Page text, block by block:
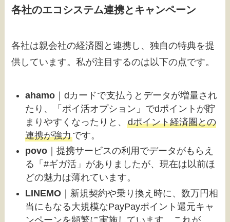
各社のエコシステム連携とキャンペーン
各社は親会社の経済圏と連携し、独自の特典を提
供しています。私が注目するのは以下の点です。
ahamo ｜dカードで支払うとデータが増量され
たり、「ポイ活オプション」でdポイントが貯
まりやすくなったりと、dポイント経済圏との
連携が強力です。
povo ｜提携サービスの利用でデータがもらえ
る「#ギガ活」がありましたが、現在は以前ほ
どの魅力は薄れています。
LINEMO ｜新規契約や乗り換え時に、数万円相
当にもなる大規模なPayPayポイント還元キャ
ンペーンを頻繁に実施しています。これが